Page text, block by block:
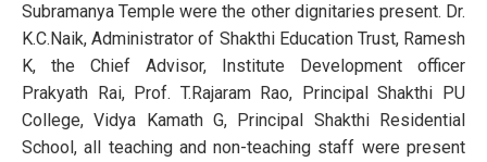
Subramanya Temple were the other dignitaries present. Dr.
K.C.Naik, Administrator of Shakthi Education Trust, Ramesh
K, the Chief Advisor, Institute Development officer
Prakyath Rai, Prof. T.Rajaram Rao, Principal Shakthi PU
College, Vidya Kamath G, Principal Shakthi Residential
School, all teaching and non-teaching staff were present